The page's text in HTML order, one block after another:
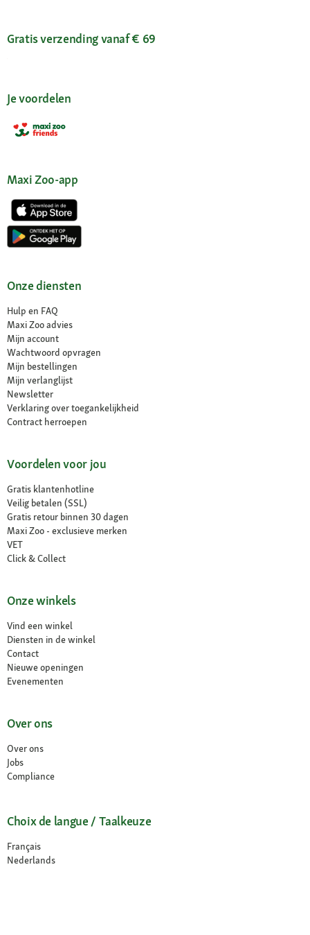
Gratis verzending vanaf € 69
Je voordelen
Maxi Zoo-app
Onze diensten
Hulp en FAQ
Maxi Zoo advies
Mijn account
Wachtwoord opvragen
Mijn bestellingen
Mijn verlanglijst
Newsletter
Verklaring over toegankelijkheid
Contract herroepen
Voordelen voor jou
Gratis klantenhotline
Veilig betalen (SSL)
Gratis retour binnen 30 dagen
Maxi Zoo - exclusieve merken
VET
Click & Collect
Onze winkels
Vind een winkel
Diensten in de winkel
Contact
Nieuwe openingen
Evenementen
Over ons
Over ons
Jobs
Compliance
Choix de langue / Taalkeuze
Français
Nederlands